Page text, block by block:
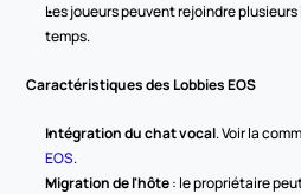
Les joueurs peuvent rejoindre
temps.
Caractéristiques des Lobbies EOS
Intégration du chat vocal. Voir la
EOS.
Migration de l'hôte : le propriétaire